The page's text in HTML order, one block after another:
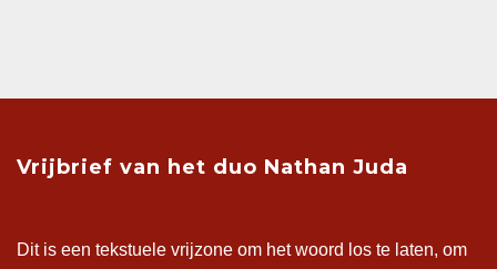
Vrijbrief van het duo Nathan Juda
Dit is een tekstuele vrijzone om het woord los te laten, om